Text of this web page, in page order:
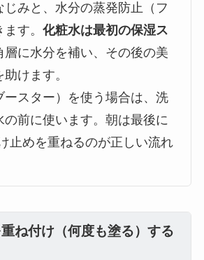
じみと、水分の蒸発防止（フ
す。 化粧水は最初の保湿ス
層に水分を補い、その後の美
けます。
ースター）を使う場合は、洗
の前に使います。朝は最後に
止めを重ねるのが正しい流れ
ね付け（何度も塗る）する